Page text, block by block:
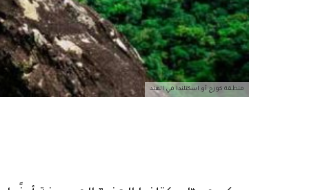
منطقة كورج أو اسكتلندا في الهند